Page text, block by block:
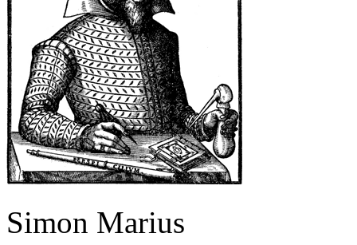
Simon Marius